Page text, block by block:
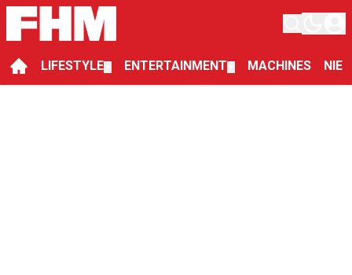
LIFESTYLE ENTERTAINMENT MACHINES